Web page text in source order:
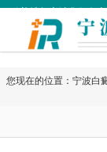
您现在的位置： 宁波白